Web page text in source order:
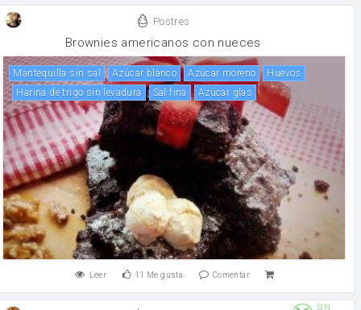
Postres
Brownies americanos con nueces
mantequilla sin sal Azúcar blanco Azúcar moreno
huevos
Harina de trigo sin levadura
Sal fina azúcar glas
Leer 11 Me gusta Comentar
SIN